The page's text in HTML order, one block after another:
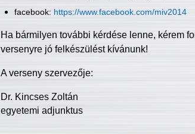
facebook: https://www.facebook.com/miv2014
Ha bármilyen további kérdése lenne, kérem
versenyre jó felkészülést kívánunk!
A verseny szervezője:
Dr. Kincses Zoltán
egyetemi adjunktus